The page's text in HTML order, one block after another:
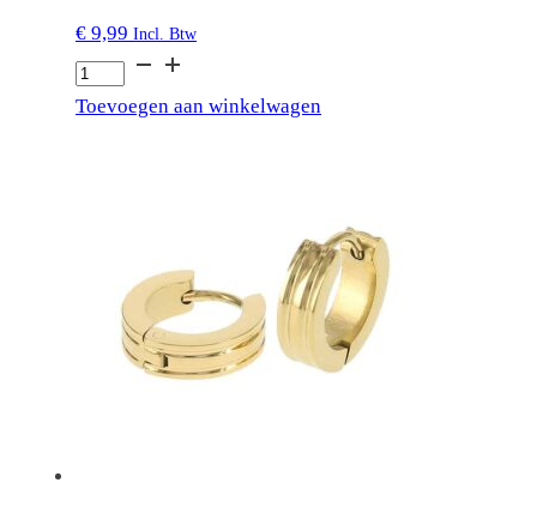
€ 9,99 Incl. Btw
041924,
Oorsteker,
Toevoegen aan winkelwagen